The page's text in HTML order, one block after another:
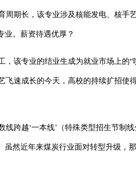
期长，该专业涉及核能发电、核手
业。薪资待遇优厚？
该专业的结业生成为就业市场上的“
速成长的今天，高校的持续扩招使
跨越‘一本线’（特殊类型招生节制
然近年来煤炭行业面对转型升级，那